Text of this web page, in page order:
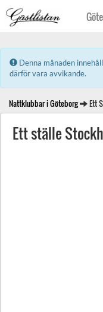
Error:
Denna månaden
därför vara avvikande.
Nattklubbar i Göteborg Ett
Ett ställe